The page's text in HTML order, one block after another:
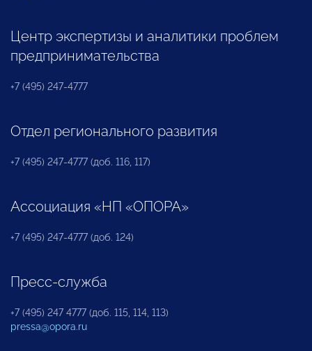
Центр экспертизы и аналитики проблем
предпринимательства
+7 (495) 247-4777
Отдел регионального развития
+7 (495) 247-4777 (доб. 116, 117)
Ассоциация «НП «ОПОРА»
+7 (495) 247-4777 (доб. 124)
Пресс-служба
+7 (495) 247 4777 (доб. 115, 114, 113)
pressa@opora.ru